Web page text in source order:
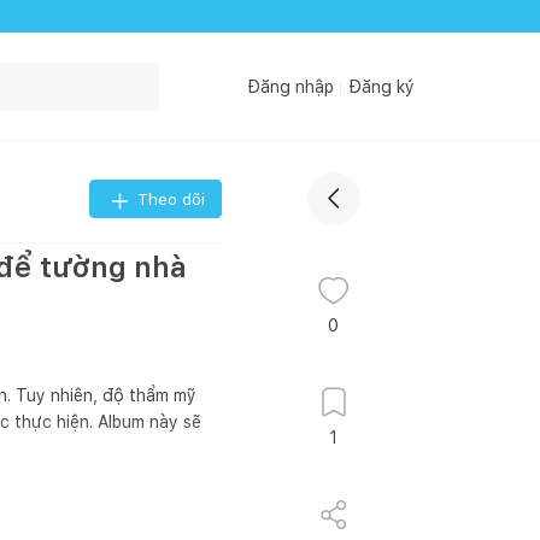
Đăng nhập Đăng ký
Theo dõi
tường nhà
Tuy nhiên, độ thẩm mỹ
hiện. Album này sẽ
0
1